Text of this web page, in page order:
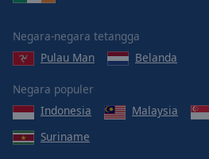
Done
Close
Dialog
End
dialog
Negara-negara tetangga
Pulau Man
Belanda
Negara populer
Indonesia
Malaysia
Suriname